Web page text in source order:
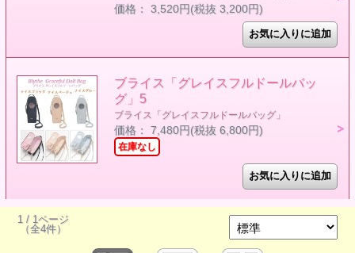
価格： 3,520円(税抜 3,200円)
ブライス「グレイスフルドールバッ
グ」5
ブライス「グレイスフルドールバッグ」
価格： 7,480円(税抜 6,800円)
在庫なし
1 / 1ページ
（全4件）